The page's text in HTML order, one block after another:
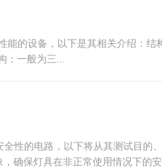
的设备，以下是其相关介绍：
一般为三...
性的电路，以下将从其测试目
，确保灯具在非正常使用情况下